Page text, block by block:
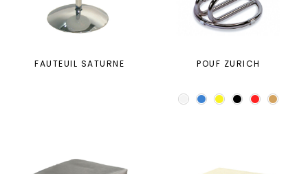
FAUTEUIL SATURNE POUF ZURICH